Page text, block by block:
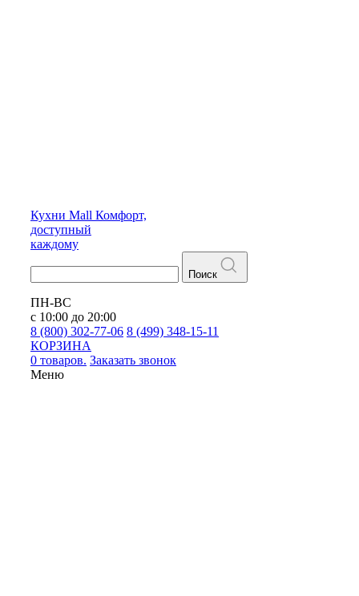
Кухни Mall Комфорт,
доступный
каждому
Поиск
ПН-ВС
с 10:00 до 20:00
8 (800) 302-77-06 8 (499) 348-15-11
КОРЗИНА
0 товаров. Заказать звонок
Меню